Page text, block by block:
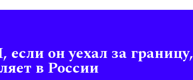
он уехал за границу,
в России